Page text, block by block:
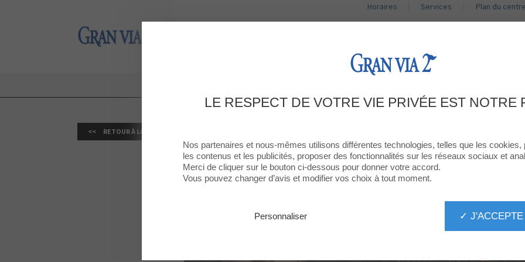
Gran Via 2
Horaires Services Plan du centre
VIU UNA TARDA DE POR A GRAN VIA
RETOUR À LA LISTE
LE RESPECT DE VOTRE VIE PRIVÉE EST NOTRE
Nos partenaires et nous-mêmes utilisons différentes technologies, telles que les cookies,
les contenus et les publicités, proposer des fonctionnalités sur les réseaux sociaux et
Merci de cliquer sur le bouton ci-dessous pour donner votre accord.
Vous pouvez changer d’avis et modifier vos choix à tout moment.
✓ J'ACCEPTE
Personnaliser